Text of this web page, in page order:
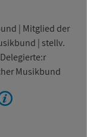
| Mitglied der
| stellv.
Delegierte:r
Musikbund